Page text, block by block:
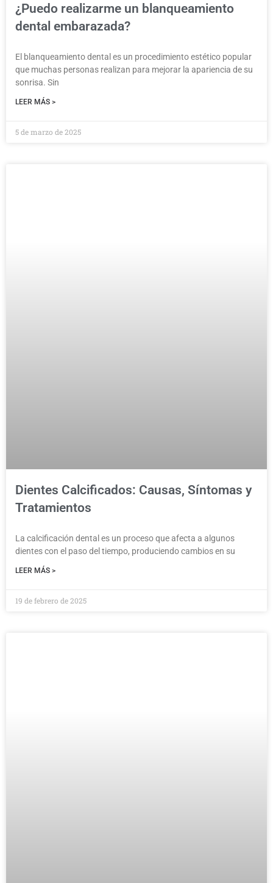
¿Puedo realizarme un blanqueamiento
dental embarazada?
El blanqueamiento dental es un procedimiento estético popular
que muchas personas realizan para mejorar la apariencia de su
sonrisa. Sin
LEER MÁS >
5 de marzo de 2025
Dientes Calcificados: Causas, Síntomas y
Tratamientos
La calcificación dental es un proceso que afecta a algunos
dientes con el paso del tiempo, produciendo cambios en su
LEER MÁS >
19 de febrero de 2025